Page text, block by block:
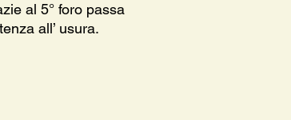
al 5° foro passa
all’ usura.